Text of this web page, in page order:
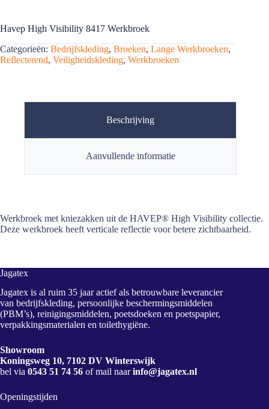
Havep High Visibility 8417 Werkbroek
Categorieën: Bedrijfskleding, Broeken, Lange Werkbroeken,
Reflecterend, Veiligheidskleding, Werkbroeken
Beschrijving
Aanvullende informatie
Werkbroek met kniezakken uit de HAVEP® High Visibility collectie.
Deze werkbroek heeft verticale reflectie voor betere zichtbaarheid.
Jagatex
Jagatex is al ruim 35 jaar actief als betrouwbare leverancier
van bedrijfskleding, persoonlijke beschermingsmiddelen
(PBM’s), reinigingsmiddelen, poetsdoeken en poetspapier,
verpakkingsmaterialen en toilethygiëne.
Showroom
Koningsweg 10, 7102 DV Winterswijk
bel via 0543 51 74 56 of mail naarinfo@jagatex.nl
Openingstijden